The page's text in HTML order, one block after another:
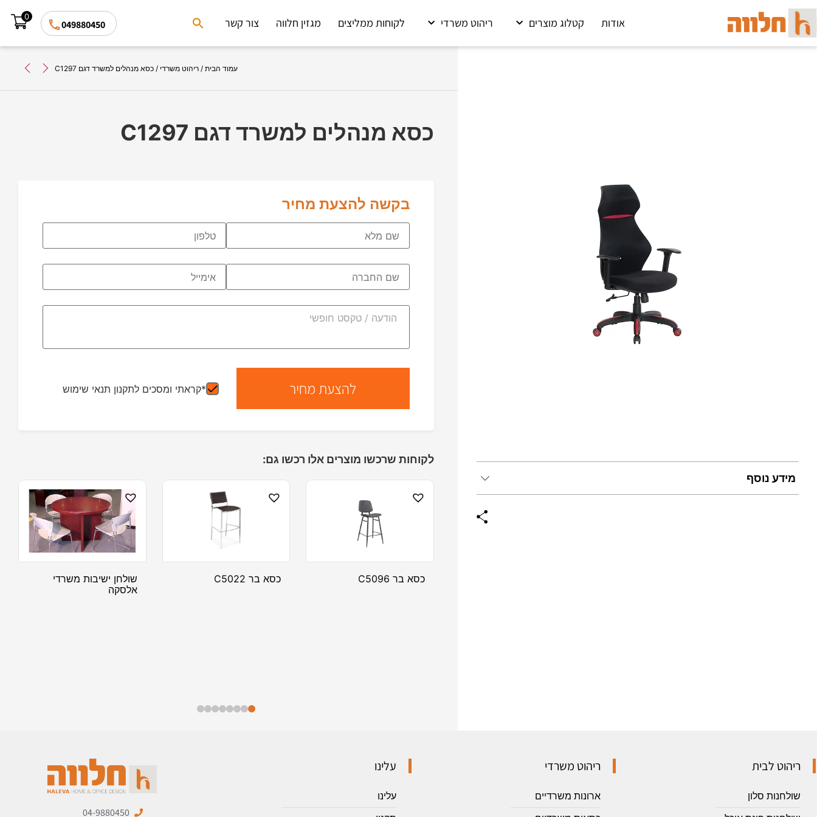
אודות קטלוג מוצרים ריהוט משרדי לקוחות ממליצים מגזין חלווה צור קשר
Search
for:
049880450
0
עמוד הבית / ריהוט משרדי / כסא מנהלים למשרד דגם C1297
מידע נוסף
כסא מנהלים למשרד דגם C1297
בקשה להצעת מחיר
*קראתי ומסכים לתקנון תנאי שימוש
לקוחות שרכשו מוצרים אלו רכשו גם:
כסא בר C5096 כסא בר C5022
שולחן ישיבות משרדי
אלסקה
ריהוט לבית
שולחנות סלון
ריהוט משרדי
ארונות משרדיים
עלינו
עלינו
04-9880450